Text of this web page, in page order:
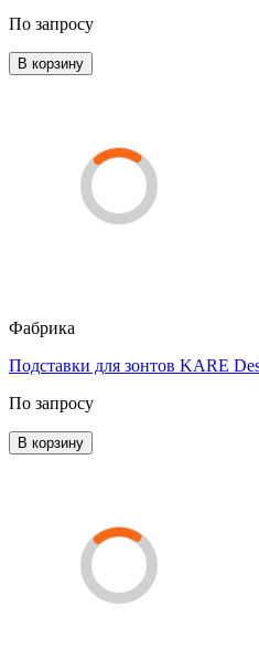
По запросу
В корзину
Фабрика
Подставки для зонтов KARE
По запросу
В корзину